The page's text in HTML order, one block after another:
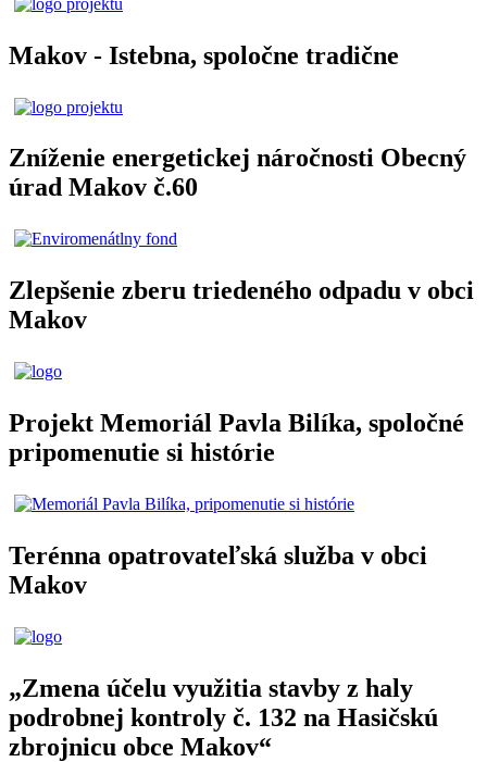
Makov - Istebna, spoločne tradične
Zníženie energetickej náročnosti Obecný
úrad Makov č.60
Zlepšenie zberu triedeného odpadu v obci
Makov
Projekt Memoriál Pavla Bilíka, spoločné
pripomenutie si histórie
Terénna opatrovateľská služba v obci
Makov
„Zmena účelu využitia stavby z haly
podrobnej kontroly č. 132 na Hasičskú
zbrojnicu obce Makov“